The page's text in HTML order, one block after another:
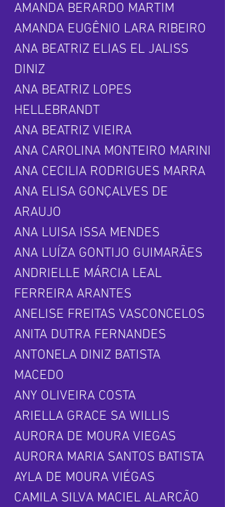
AMANDA BERARDO MARTIM
AMANDA EUGÊNIO LARA RIBEIRO
ANA BEATRIZ ELIAS EL JALISS
DINIZ
ANA BEATRIZ LOPES
HELLEBRANDT
ANA BEATRIZ VIEIRA
ANA CAROLINA MONTEIRO MARINI
ANA CECILIA RODRIGUES MARRA
ANA ELISA GONÇALVES DE
ARAUJO
ANA LUISA ISSA MENDES
ANA LUÍZA GONTIJO GUIMARÃES
ANDRIELLE MÁRCIA LEAL
FERREIRA ARANTES
ANELISE FREITAS VASCONCELOS
ANITA DUTRA FERNANDES
ANTONELA DINIZ BATISTA
MACEDO
ANY OLIVEIRA COSTA
ARIELLA GRACE SA WILLIS
AURORA DE MOURA VIEGAS
AURORA MARIA SANTOS BATISTA
AYLA DE MOURA VIÉGAS
CAMILA SILVA MACIEL ALARCÃO